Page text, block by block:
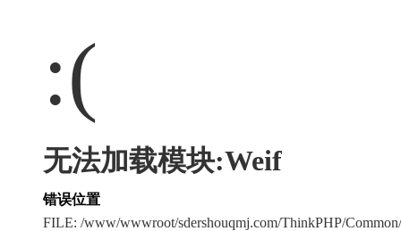
:(
无法加载模块:Weif
错误位置
FILE: /www/wwwroot/sdershouqmj.com/ThinkPHP/